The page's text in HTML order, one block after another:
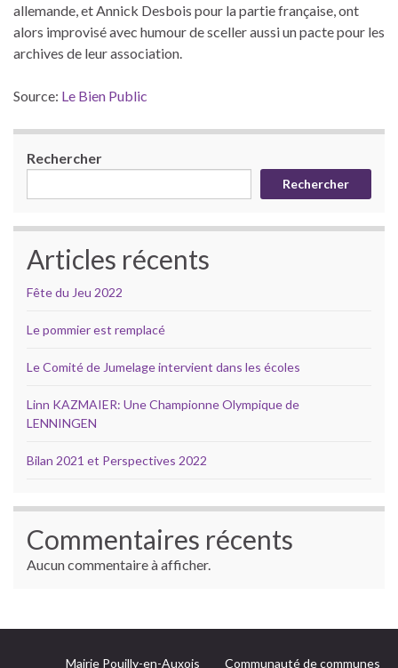
allemande, et Annick Desbois pour la partie française, ont
alors improvisé avec humour de sceller aussi un pacte pour les
archives de leur association.
Source: Le Bien Public
Rechercher
Rechercher
Articles récents
Fête du Jeu 2022
Le pommier est remplacé
Le Comité de Jumelage intervient dans les écoles
Linn KAZMAIER: Une Championne Olympique de
LENNINGEN
Bilan 2021 et Perspectives 2022
Commentaires récents
Aucun commentaire à afficher.
Mairie Pouilly-en-Auxois Communauté de communes